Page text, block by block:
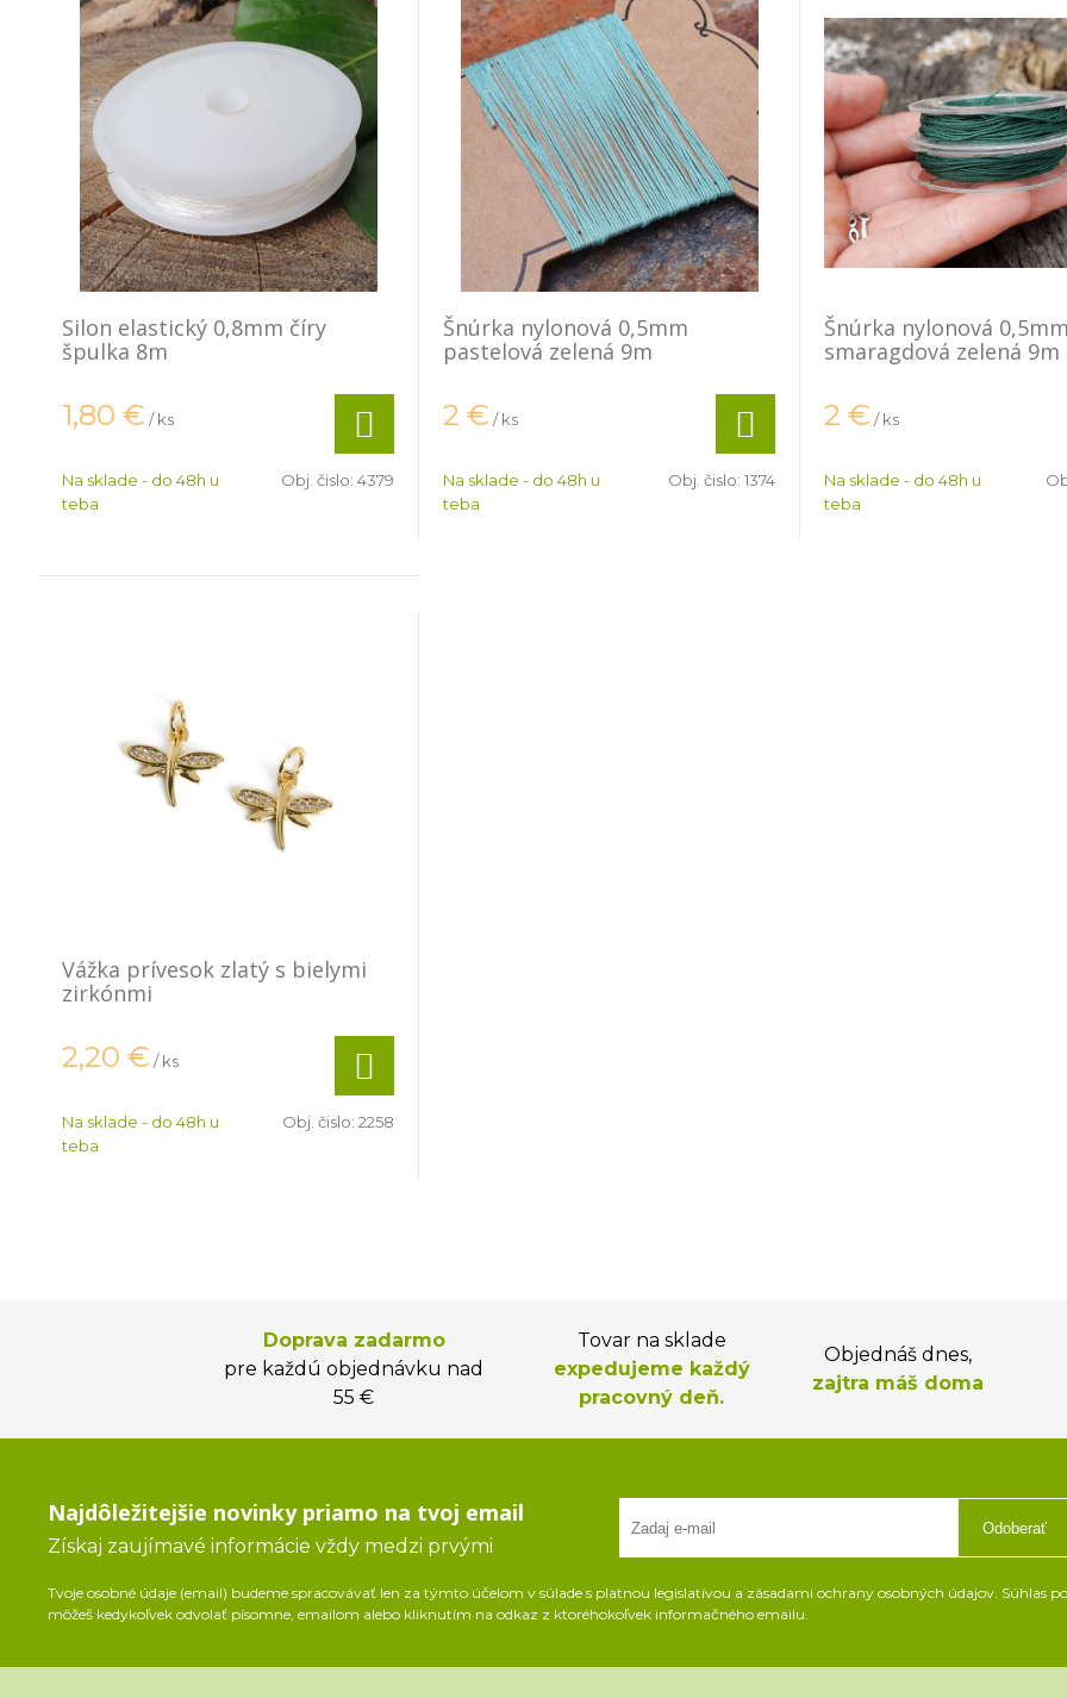
Silon elastický 0,8mm číry
špulka 8m
1,80 € / ks
Na sklade - do 48h u
teba
Obj. čislo: 4379
Šnúrka nylonová 0,5mm
pastelová zelená 9m
2 € / ks
Na sklade - do 48h u
teba
Obj. čislo: 1374
Šnúrka nylonová
smaragdová zelená 9m
2 € / ks
Na sklade - do 48h u
teba
Vážka prívesok zlatý s bielymi
zirkónmi
2,20 € / ks
Na sklade - do 48h u
teba
Obj. čislo: 2258
Doprava zadarmo
pre každú objednávku nad
55 €
Tovar na sklade
expedujeme každý
pracovný deň.
Objednáš dnes,
zajtra máš doma
Najdôležitejšie novinky priamo na tvoj email
Získaj zaujímavé informácie vždy medzi prvými
Odoberať
Tvoje osobné údaje (email) budeme spracovávať len za týmto účelom v súlade s platnou legislatívou a zásadami ochrany osobných údajov. Súhlas
môžeš kedykoľvek odvolať písomne, emailom alebo kliknutím na odkaz z ktoréhokoľvek informačného emailu.